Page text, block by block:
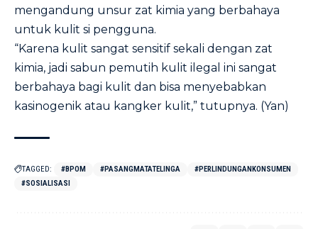
mengandung unsur zat kimia yang berbahaya
untuk kulit si pengguna.
“Karena kulit sangat sensitif sekali dengan zat
kimia, jadi sabun pemutih kulit ilegal ini sangat
berbahaya bagi kulit dan bisa menyebabkan
kasinogenik atau kangker kulit,” tutupnya. (Yan)
TAGGED: #BPOM #PASANGMATATELINGA
#PERLINDUNGANKONSUMEN
#SOSIALISASI